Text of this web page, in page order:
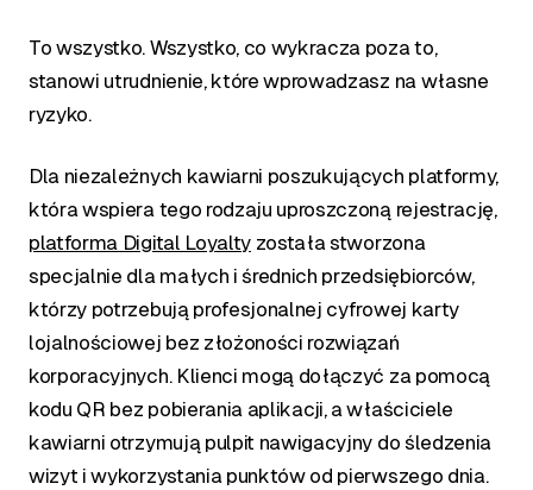
To wszystko. Wszystko, co wykracza poza to,
stanowi utrudnienie, które wprowadzasz na własne
ryzyko.
Dla niezależnych kawiarni poszukujących platformy,
która wspiera tego rodzaju uproszczoną rejestrację,
platforma Digital Loyalty została stworzona
specjalnie dla małych i średnich przedsiębiorców,
którzy potrzebują profesjonalnej cyfrowej karty
lojalnościowej bez złożoności rozwiązań
korporacyjnych. Klienci mogą dołączyć za pomocą
kodu QR bez pobierania aplikacji, a właściciele
kawiarni otrzymują pulpit nawigacyjny do śledzenia
wizyt i wykorzystania punktów od pierwszego dnia.